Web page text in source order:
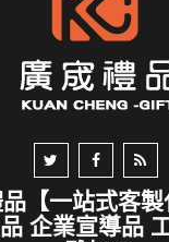
【一站式客
企業宣導品